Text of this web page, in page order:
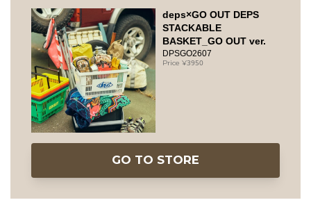
deps×GO OUT DEPS
STACKABLE
BASKET_GO OUT ver.
DPSGO2607
3950
GO TO STORE